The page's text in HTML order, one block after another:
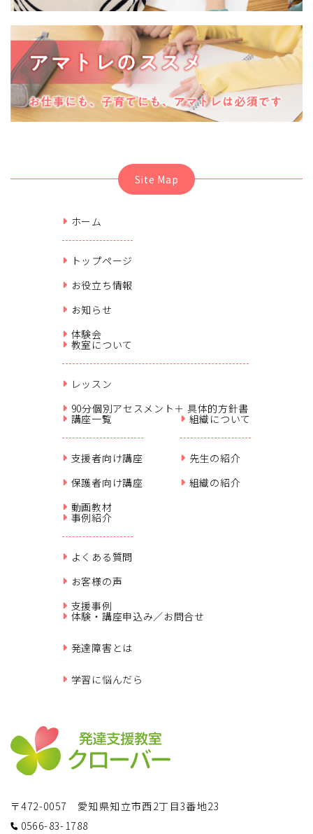
Site Map
ホーム
トップページ
お役立ち情報
お知らせ
体験会
教室について
レッスン
90分個別アセスメント＋ 具体的方針書
講座一覧
支援者向け講座
保護者向け講座
動画教材
組織について
先生の紹介
組織の紹介
事例紹介
よくある質問
お客様の声
支援事例
体験・講座申込み／お問合せ
発達障害とは
学習に悩んだら
〒472-0057 愛知県知立市西2丁目3番地23
0566-83-1788